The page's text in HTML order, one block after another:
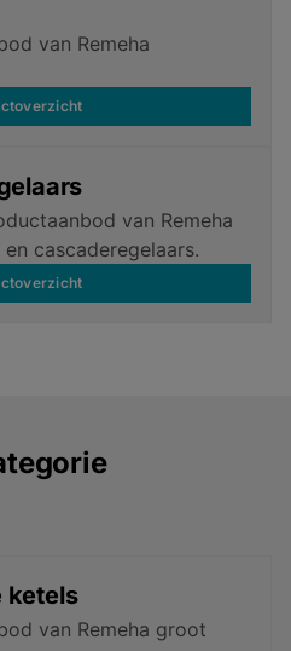
van Remeha
van Remeha
cascaderegelaars.
ketels
van Remeha groot